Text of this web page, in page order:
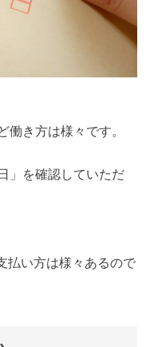
働き方は様々です。
」を確認していただ
払い方は様々あるので